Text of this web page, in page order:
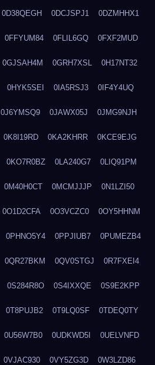
0D38QEGH 0DCJSPJ1 0DZMHHX1
0FFYUM84 0FLIL6GQ 0FXF2MUD
0GJSAH4M 0GRH7XSL 0H17NT32
0HYK5SEI 0IA5RSJ3 0IF4Y4UQ
0J6YMSQ9 0JAWX05J 0JMG9NJH
0K8I19RD 0KA2KHRR 0KCE9EJG
0KO7R0BZ 0LA240G7 0LIQ91PM
0M40H0CT 0MCMJJJP 0N1LZI50
0O1D2CFA 0O3VCZC0 0OY5HHNM
0PHNO5Y4 0PPJIUB7 0PUMEZB4
0QR27BKM 0QV0STGJ 0R7FXEI4
0S284R8O 0S4IXXQE 0S9E2KPP
0T8PUJB2 0T9LQ0SF 0TDEQ0TY
0U56W7B0 0UDKWD5I 0UELVNFD
0VJAC930 0VY5ZG3D 0W3LZD86